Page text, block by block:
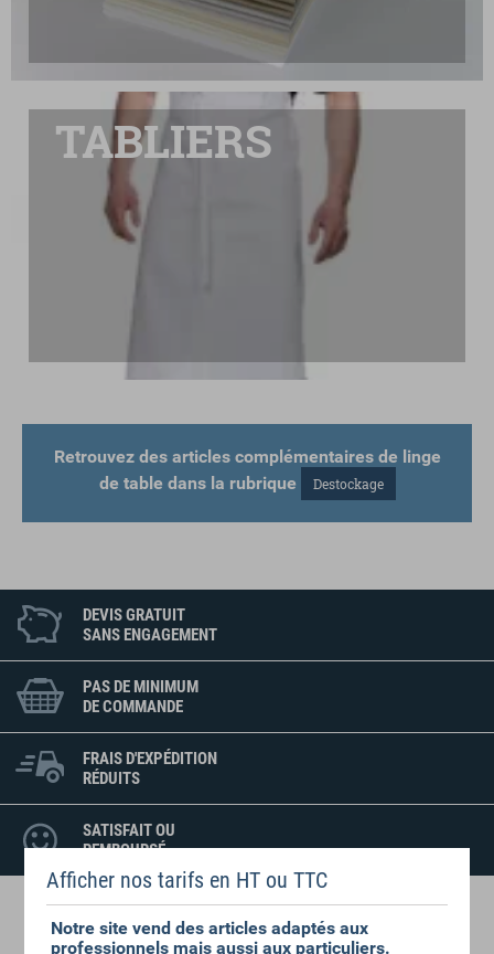
TABLIERS
Retrouvez des articles complémentaires de linge
de table dans la rubrique
Destockage
DEVIS GRATUIT
SANS ENGAGEMENT
PAS DE MINIMUM
DE COMMANDE
FRAIS D'EXPÉDITION
RÉDUITS
SATISFAIT OU
REMBOURSÉ
DU LINGE POUR CHAQUE
Afficher nos tarifs en HT ou TTC
Notre site vend des articles adaptés aux
professionnels mais aussi aux particuliers.